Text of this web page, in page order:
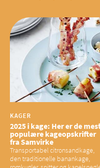
have konsekvenser for vores
sociale fællesskaber
KAGER
2025 i kage: Her er de
populære kageopskrifter
fra Samvirke
Transportabel citronsandkage,
den traditionelle banankage,